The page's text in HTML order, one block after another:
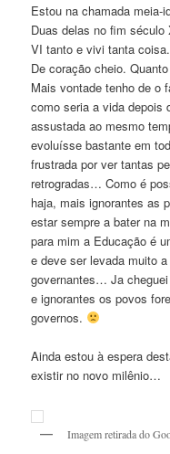
Estou na chamada meia-
Duas delas no fim
VI tanto e vivi tanta
De coração cheio.
Mais vontade tenho de o
como seria a vida depois
assustada ao mesmo
evoluísse bastante em
frustrada por ver tantas
retrogradas… Como é
haja, mais ignorantes as
estar sempre a bater na
para mim a Educação é
e deve ser levada muito
governantes… Ja
e ignorantes os povos
governos.
Ainda estou à espera
existir no novo milênio…
Imagem retirada do